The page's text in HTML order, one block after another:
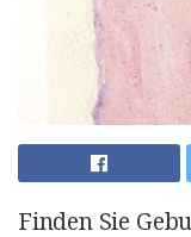
Finden Sie